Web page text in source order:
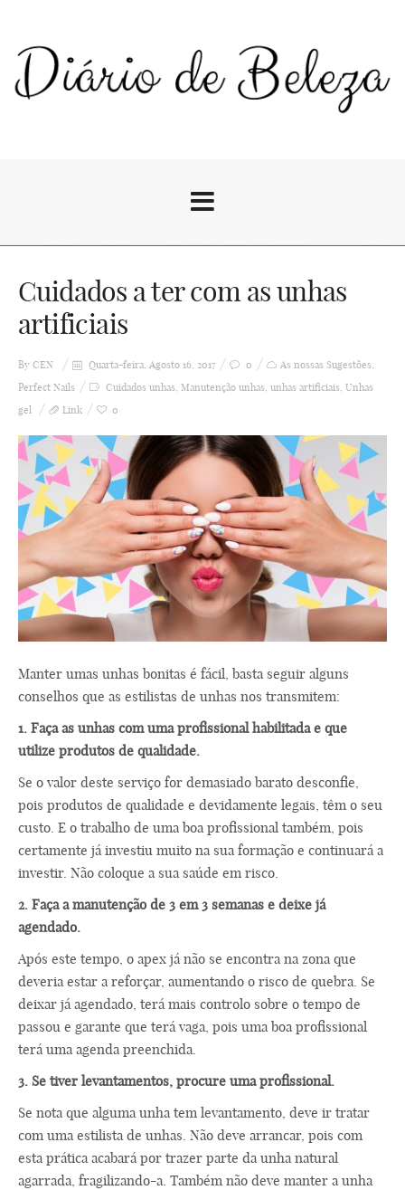
Cuidados a ter com as unhas
artificiais
By CEN Quarta-feira, Agosto 16, 2017 0 As nossas Sugestões,
Perfect Nails
Cuidados unhas, Manutenção unhas, unhas artificiais, Unhas
gel
Link 0
Manter umas unhas bonitas é fácil, basta seguir alguns
conselhos que as estilistas de unhas nos transmitem:
1. Faça as unhas com uma profissional habilitada e que
utilize produtos de qualidade.
Se o valor deste serviço for demasiado barato desconfie,
pois produtos de qualidade e devidamente legais, têm o seu
custo. E o trabalho de uma boa profissional também, pois
certamente já investiu muito na sua formação e continuará a
investir. Não coloque a sua saúde em risco.
2. Faça a manutenção de 3 em 3 semanas e deixe já
agendado.
Após este tempo, o apex já não se encontra na zona que
deveria estar a reforçar, aumentando o risco de quebra. Se
deixar já agendado, terá mais controlo sobre o tempo de
passou e garante que terá vaga, pois uma boa profissional
terá uma agenda preenchida.
3. Se tiver levantamentos, procure uma profissional.
Se nota que alguma unha tem levantamento, deve ir tratar
com uma estilista de unhas. Não deve arrancar, pois com
esta prática acabará por trazer parte da unha natural
agarrada, fragilizando-a. Também não deve manter a unha